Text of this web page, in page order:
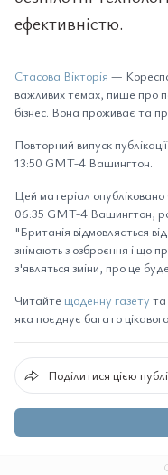
ефективністю.
Стасова Вікторія —
важливих темах, пише про
бізнес. Вона проживає та
Повторний випуск
13:50 GMT-4 Вашингтон.
Цей матеріал
06:35 GMT-4 Вашингтон,
"Британія відмовляється
знімають з озброєння і що
з'являться зміни, про це
Читайте щоденну газету та
яка поєднує багато
Поділитися цією